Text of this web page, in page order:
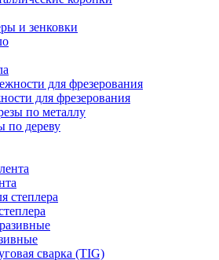
и зенковки
для фрезерования
по металлу
по дереву